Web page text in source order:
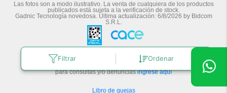
Filtrar Ordenar
Las fotos son a modo ilustrativo. La venta de cualquiera de los productos
publicados está sujeta a la verificación de stock.
Gadnic Tecnología novedosa.Última actualización: 6/8/2026 by Bidcom
S.R.L.
Botón de arrepentimiento
Defensa de las y los Consumidores
para consultas y/o denunciasingrese aquí
Libro de quejas